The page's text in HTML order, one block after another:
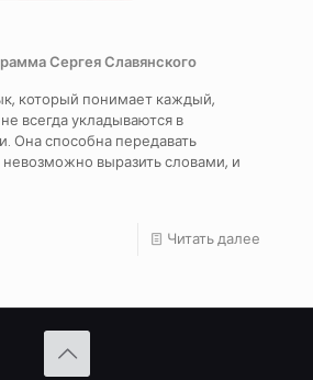
Сергея Славянского
который понимает каждый,
всегда укладываются в
Она способна передавать
выразить словами, и
Читать далее